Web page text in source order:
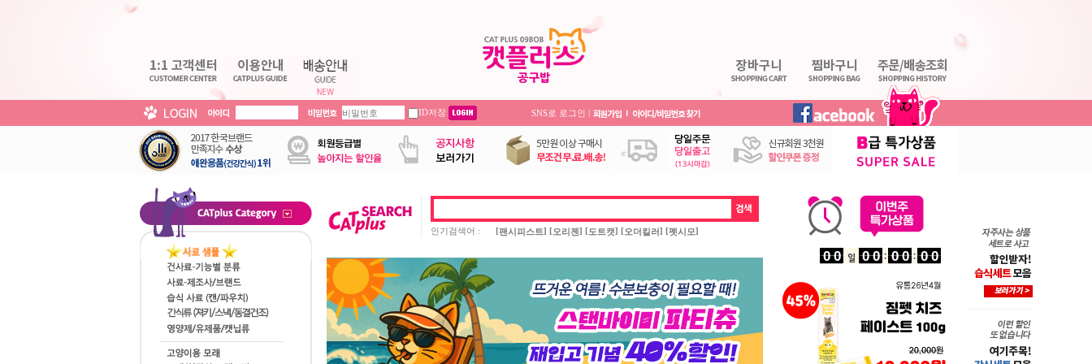
ID저장 SNS로 로그인 |
인기검색어 : [팬시피스트] [오리젠] [도트캣] [오더킬러] [펫시모]